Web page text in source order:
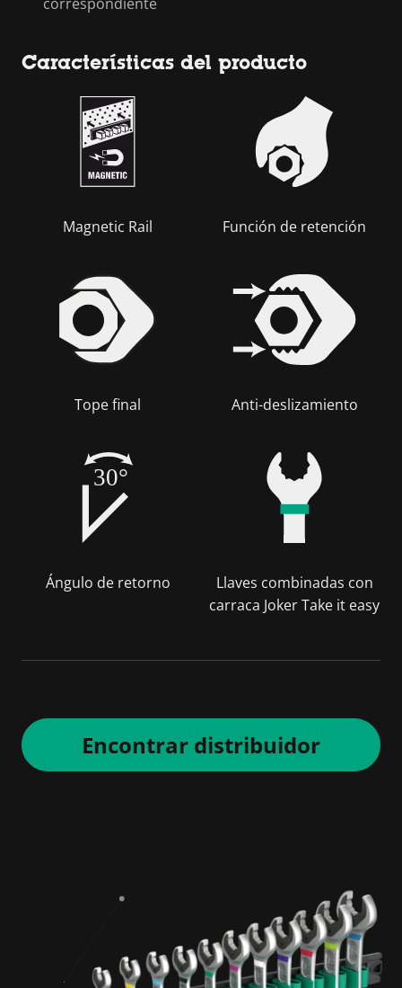
Características del producto
Magnetic Rail Función de retención
Tope final Anti-deslizamiento
30°
Ángulo de retorno
Llaves combinadas con
carraca Joker Take it easy
Encontrar distribuidor